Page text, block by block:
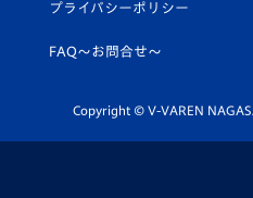
平和祈念活動
ホームタウン活動
スクール
公式LINE＠
プライバシーポリシー
FAQ〜お問合せ〜
Copyright © V-VAREN